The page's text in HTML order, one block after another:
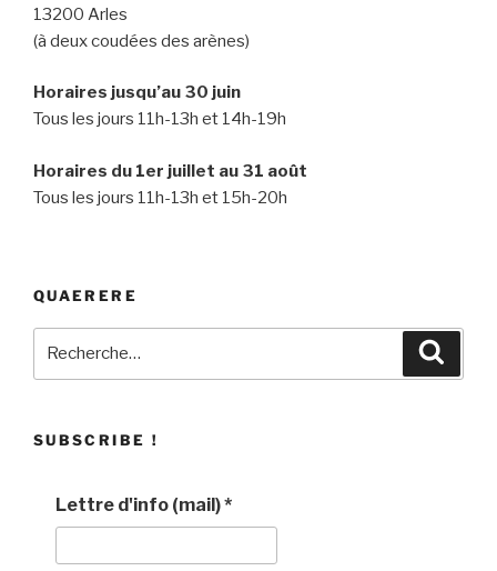
13200 Arles
(à deux coudées des arènes)
Horaires jusqu’au 30 juin
Tous les jours 11h-13h et 14h-19h
Horaires du 1er juillet au 31 août
Tous les jours 11h-13h et 15h-20h
QUAERERE
SUBSCRIBE !
Lettre d'info (mail)*